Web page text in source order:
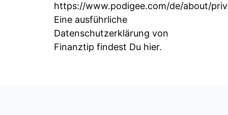
https://www.podigee.com/de/about/
Eine ausführliche
Datenschutzerklärung von
Finanztip findest Du hier.